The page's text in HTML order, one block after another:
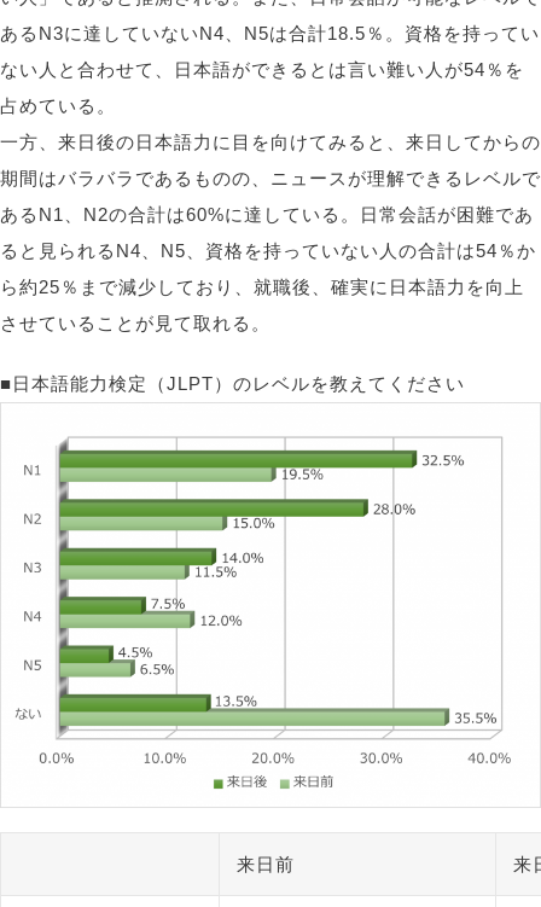
あるN3に達していないN4、N5は合計18.5％。資格を持ってい
ない人と合わせて、日本語ができるとは言い難い人が54％を
占めている。
一方、来日後の日本語力に目を向けてみると、来日してからの
期間はバラバラであるものの、ニュースが理解できるレベルで
あるN1、N2の合計は60%に達している。日常会話が困難であ
ると見られるN4、N5、資格を持っていない人の合計は54％か
ら約25％まで減少しており、就職後、確実に日本語力を向上
させていることが見て取れる。
■日本語能力検定（JLPT）のレベルを教えてください
来日前 来